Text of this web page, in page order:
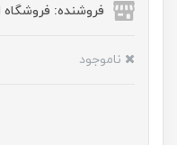
فروشنده: فروشگاه
ناموجود